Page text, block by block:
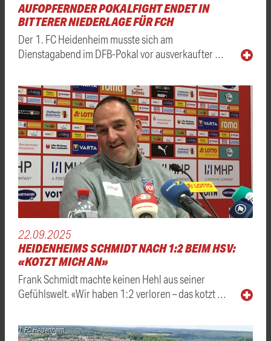
AUFOPFERNDER POKALFIGHT ENDET IN
BITTERER NIEDERLAGE FÜR FCH
Der 1. FC Heidenheim musste sich am
Dienstagabend im DFB-Pokal vor ausverkaufter …
22.09.2025
HEIDENHEIMS SCHMIDT NACH 1:2 BEIM HSV:
«KOTZT MICH AN»
Frank Schmidt machte keinen Hehl aus seiner
Gefühlswelt. «Wir haben 1:2 verloren – das kotzt …
1. FC Heidenheim